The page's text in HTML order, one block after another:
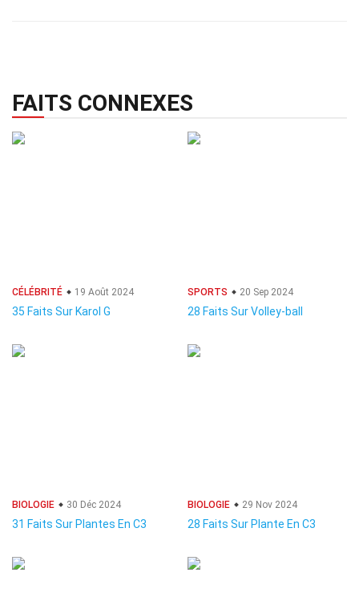
FAITS CONNEXES
CÉLÉBRITÉ 19 Août 2024
35 Faits Sur Karol G
SPORTS 20 Sep 2024
28 Faits Sur Volley-ball
BIOLOGIE 30 Déc 2024
31 Faits Sur Plantes En C3
BIOLOGIE 29 Nov 2024
28 Faits Sur Plante En C3